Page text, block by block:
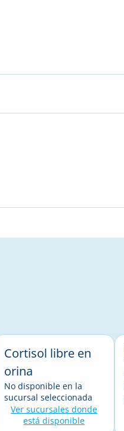
Cortisol libre en
orina
No disponible en la
sucursal seleccionada
Ver sucursales donde
está disponible